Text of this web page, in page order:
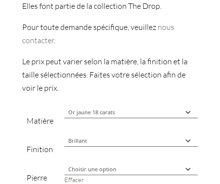
Elles font partie de la collection The Drop.
Pour toute demande spécifique, veuillez nous
contacter.
Le prix peut varier selon la matière, la finition et la
taille sélectionnées. Faites votre sélection afin de
voir le prix.
Matière
Finition
Pierre Effacer